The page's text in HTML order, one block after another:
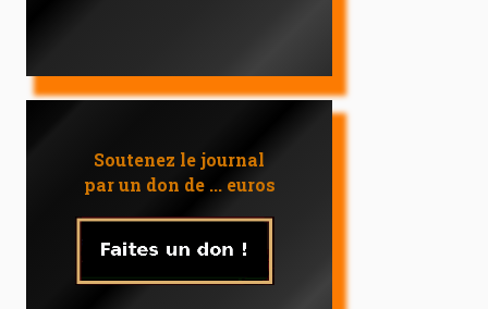
Soutenez le journal
par un don de ... euros